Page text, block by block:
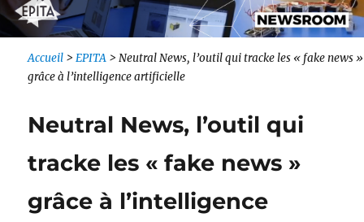
Accueil >EPITA >Neutral News, l’outil qui tracke les « fake news »
grâce à l’intelligence artificielle
Neutral News, l’outil qui
tracke les « fake news »
grâce à l’intelligence